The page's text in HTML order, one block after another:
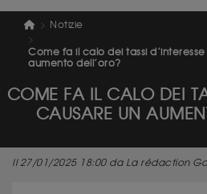
Notizie
Come fa il calo dei tassi
aumento dell’oro?
COME FA IL CALO DEI
CAUSARE UN
Il 27/01/2025 18:00 da La rédaction